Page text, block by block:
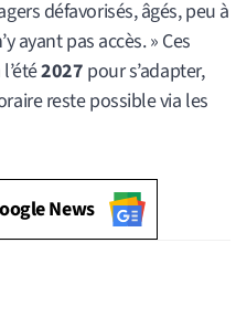
défavorisés, âgés, peu à
ayant pas accès. » Ces
2027 pour s’adapter,
reste possible via les
News